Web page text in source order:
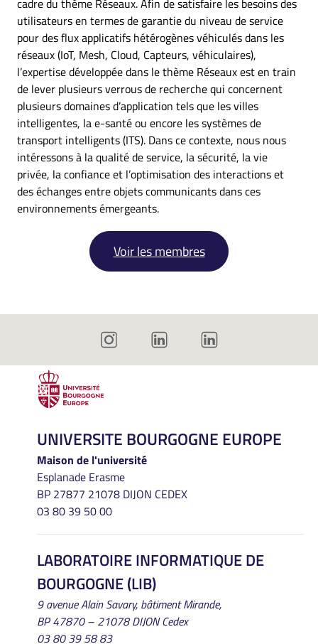
cadre du thème Réseaux. Afin de satisfaire les besoins des
utilisateurs en termes de garantie du niveau de service
pour des flux applicatifs hétérogènes véhiculés dans les
réseaux (IoT, Mesh, Cloud, Capteurs, véhiculaires),
l’expertise développée dans le thème Réseaux est en train
de lever plusieurs verrous de recherche qui concernent
plusieurs domaines d’application tels que les villes
intelligentes, la e-santé ou encore les systèmes de
transport intelligents (ITS). Dans ce contexte, nous nous
intéressons à la qualité de service, la sécurité, la vie
privée, la confiance et l’optimisation des interactions et
des échanges entre objets communicants dans ces
environnements émergeants.
Voir les membres
UNIVERSITE BOURGOGNE EUROPE
Maison de l'université
Esplanade Erasme
BP 27877 21078 DIJON CEDEX
03 80 39 50 00
LABORATOIRE INFORMATIQUE DE
BOURGOGNE (LIB)
9 avenue Alain Savary, bâtiment Mirande,
BP 47870 – 21078 DIJON Cedex
03 80 39 58 83